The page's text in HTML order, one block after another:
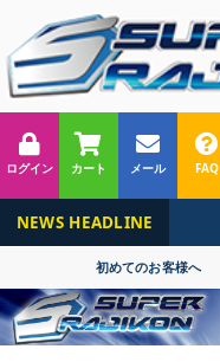
ログイン カート メール FAQ
NEWS HEADLINE
初めてのお客様へ